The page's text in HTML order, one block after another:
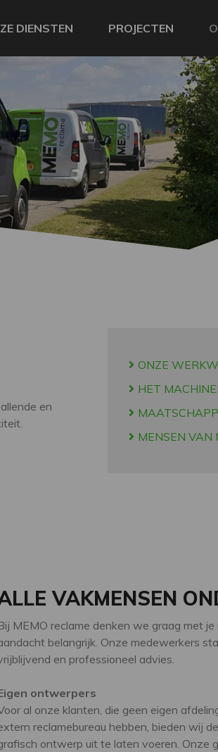
DIENSTEN PROJECTEN
en
ONZE
HET
MENSEN VAN
VAKMENSEN
MEMO reclame denken we graag met
belangrijk. Onze medewerkers
en professioneel advies.
ontwerpers
al onze klanten, die geen eigen
reclamebureau hebben, bieden wij
ontwerp uit te laten voeren. Onze